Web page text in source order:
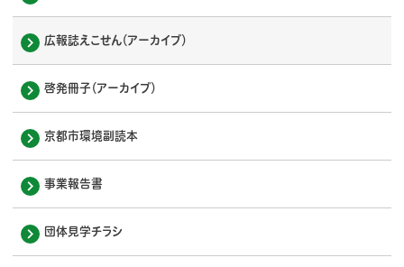
広報誌えこせん（アーカイブ）
啓発冊子（アーカイブ）
京都市環境副読本
事業報告書
団体見学チラシ